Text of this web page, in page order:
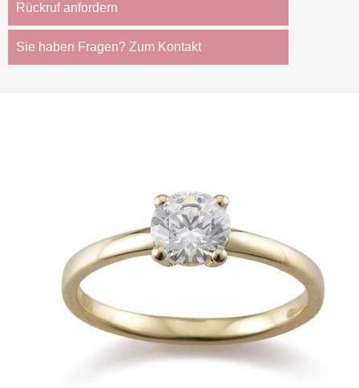
Rückruf anfordern
Sie haben Fragen? Zum Kontakt